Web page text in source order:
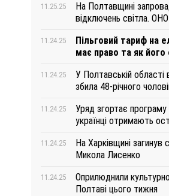
11.25.25
На Полтавщині
відключень світла.
11.24.25
Пільговий тариф на
має право та як
11.24.25
У Полтавській області
збила 48-річного
11.24.25
Уряд згортає
українці отримають
11.24.25
На Харківщині загинув
Микола Лисенко
11.24.25
Оприлюднили
Полтаві цього тижня